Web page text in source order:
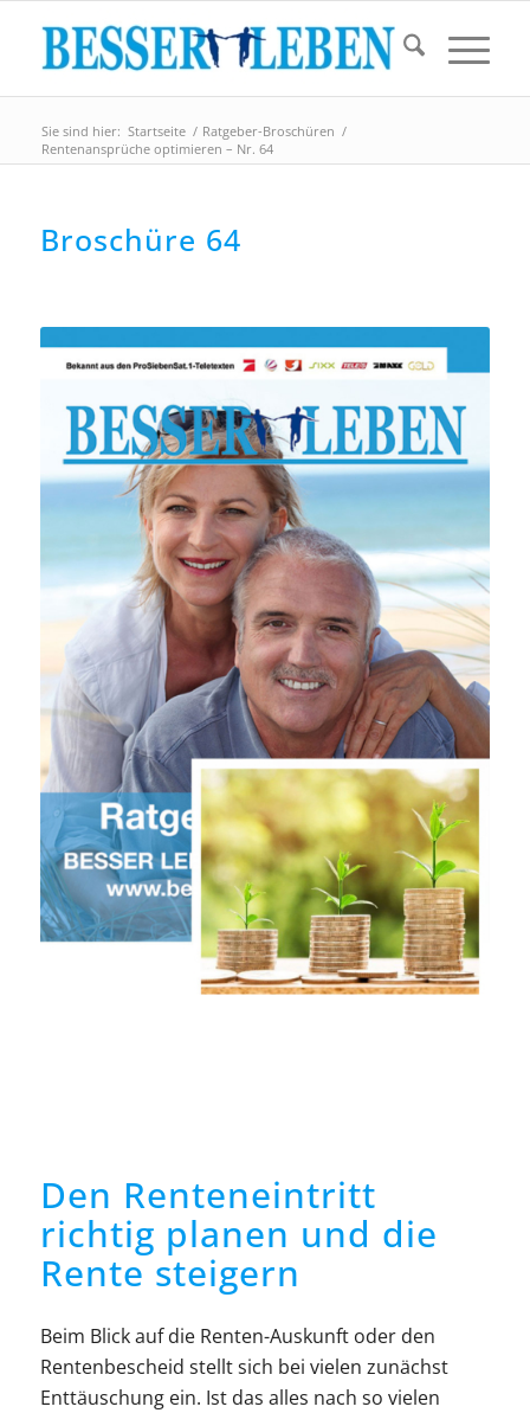
Sie sind hier: Startseite / Ratgeber-Broschüren /
Rentenansprüche optimieren – Nr. 64
Broschüre 64
Den Renteneintritt
richtig planen und die
Rente steigern
Beim Blick auf die Renten-Auskunft oder den
Rentenbescheid stellt sich bei vielen zunächst
Enttäuschung ein. Ist das alles nach so vielen